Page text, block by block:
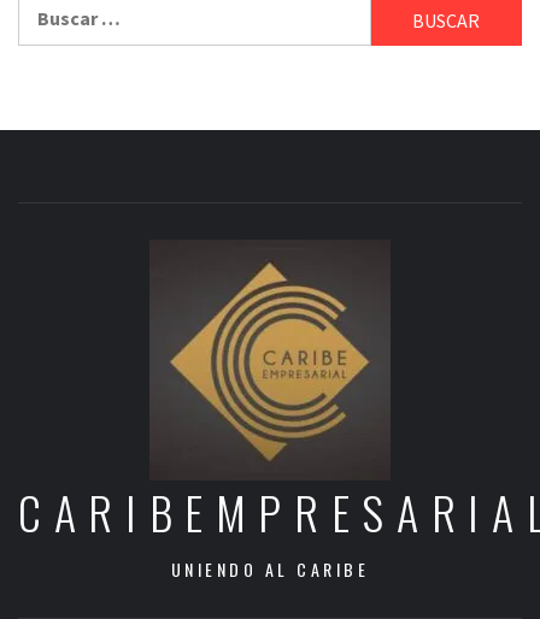
UNIENDO AL CARIBE